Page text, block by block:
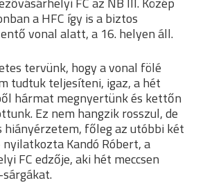
a HFC így is a biztos
vonal alatt, a 16. helyen áll.
tervünk, hogy a vonal fölé
tudtuk teljesíteni, igaz, a hét
hármat megnyertünk és kettőn
Ez nem hangzik rosszul, de
hiányérzetem, főleg az utóbbi két
Kandó Róbert, a
FC edzője, aki hét meccsen